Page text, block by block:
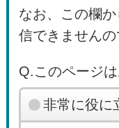
なお、この欄
信できませんの
Q.このページ
非常に役に